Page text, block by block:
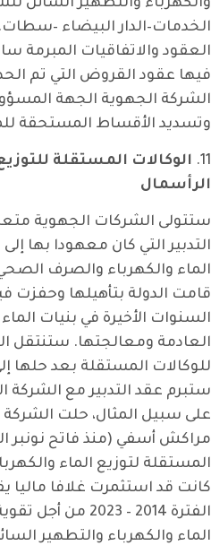
الخدمات–الدار البيضاء
العقود والاتفاقيات المبرمة
فيها عقود القروض التي تم
الشركة الجهوية الجهة
وتسديد الأقساط المستحقة
11. الوكالات المستقلة
الرأسمال
ستتولى الشركات الجهوية
التدبير التي كان معهودا بها
الماء والكهرباء والصرف
قامت الدولة بتأهيلها وحفزت
السنوات الأخيرة في بنيات
العادمة ومعالجتها. ستنتقل
للوكالات المستقلة بعد حلها
ستبرم عقد التدبير مع الشركة
على سبيل المثال، حلت
مراكش أسفي (منذ فاتح نونبر
المستقلة لتوزيع الماء
الفترة 2014 –
الماء والكهرباء والتطهير